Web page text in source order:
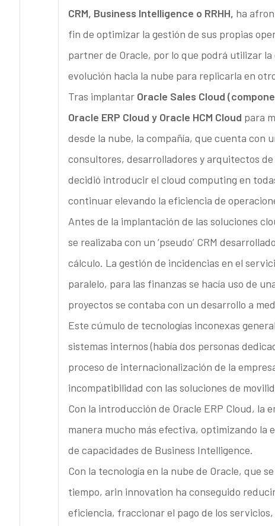
CRM, Business Intelligence o RRHH, ha
fin de optimizar la gestión de sus propias
partner de Oracle, por lo que podrá utilizar
evolución hacia la nube para replicarla en
Tras implantar Oracle Sales Cloud
Oracle ERP Cloud y Oracle HCM Cloud para
desde la nube, la compañía, que cuenta con
consultores, desarrolladores y arquitectos
decidió introducir el cloud computing en
continuar elevando la eficiencia de
Antes de la implantación de las soluciones
se realizaba con un ‘pseudo’ CRM
cálculo. La gestión de incidencias en el
paralelo, para las finanzas se hacía uso de
proyectos se contaba con un desarrollo a
Este cúmulo de tecnologías inconexas
sistemas internos (había dos personas
proceso de internacionalización de la
incompatibilidad con las soluciones de
Con la introducción de Oracle ERP Cloud, la
manera mucho más efectiva, optimizando la
de capacidades de Business Intelligence.
Con la tecnología en la nube de Oracle, que
tiempo, arin innovation ha conseguido
eficiencia, fraccionar el pago de los